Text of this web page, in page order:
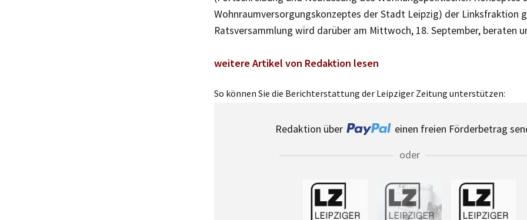
Wohnraumversorgungskonzeptes der Stadt Leipzig) der Linksfraktion
Ratsversammlung wird darüber am Mittwoch, 18. September, beraten
weitere Artikel von Redaktion lesen
So können Sie die Berichterstattung der Leipziger Zeitung unterstützen:
Redaktion über
einen freien Förderbetrag
oder